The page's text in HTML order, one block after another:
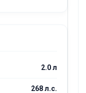
2.0 л
268 л.с.